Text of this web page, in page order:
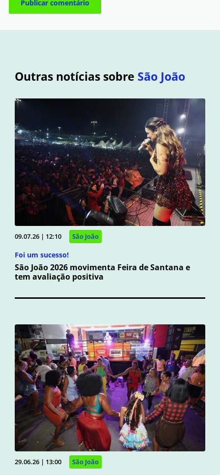
Outras notícias sobre São João
09.07.26 | 12:10 São João
Foi um sucesso!
São João 2026 movimenta Feira de Santana e
tem avaliação positiva
29.06.26 | 13:00 São João